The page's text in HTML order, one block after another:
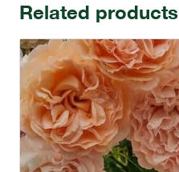
Related products